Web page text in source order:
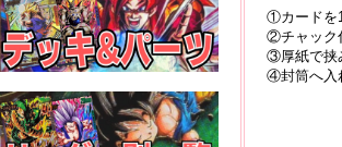
①カードを
②チャック
③厚紙で挟
④封筒へ入